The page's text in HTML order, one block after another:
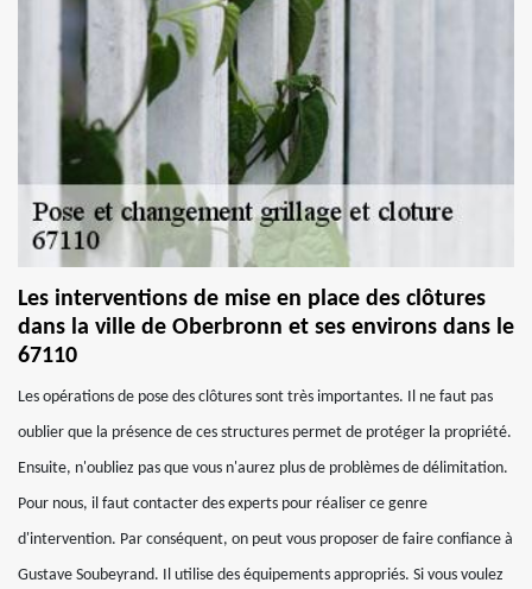
Les interventions de mise en place des clôtures
dans la ville de Oberbronn et ses environs dans le
67110
Les opérations de pose des clôtures sont très importantes. Il ne faut pas
oublier que la présence de ces structures permet de protéger la propriété.
Ensuite, n'oubliez pas que vous n'aurez plus de problèmes de délimitation.
Pour nous, il faut contacter des experts pour réaliser ce genre
d'intervention. Par conséquent, on peut vous proposer de faire confiance à
Gustave Soubeyrand. Il utilise des équipements appropriés. Si vous voulez